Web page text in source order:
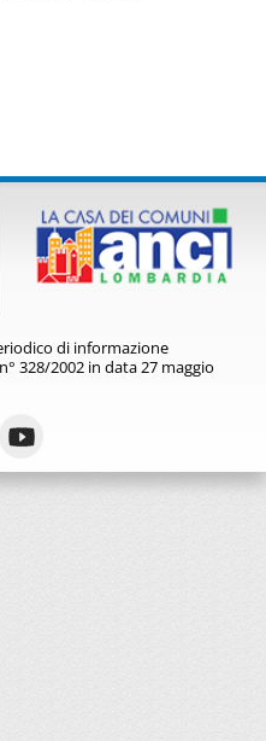
di informazione
328/2002 in data 27 maggio